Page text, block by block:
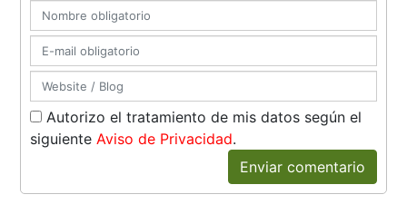
Autorizo el tratamiento de mis datos según el
siguienteAviso de Privacidad.
Enviar comentario